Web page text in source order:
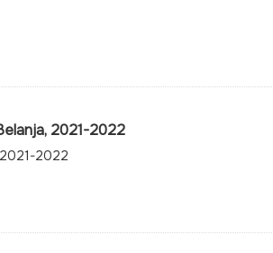
2021-2022
2021-2022